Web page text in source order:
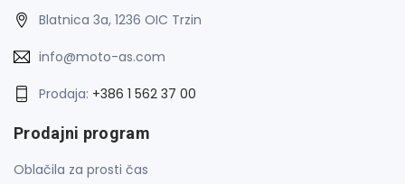
Blatnica 3a, 1236 OIC Trzin
info@moto-as.com
Prodaja: +386 1 562 37 00
Prodajni program
Oblačila za prosti čas